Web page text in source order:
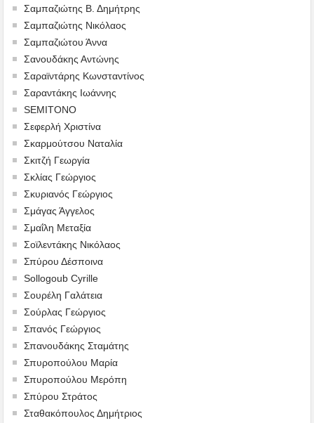
Σαμπαζιώτης Β. Δημήτρης
Σαμπαζιώτης Νικόλαος
Σαμπαζιώτου Άννα
Σανουδάκης Αντώνης
Σαραϊντάρης Κωνσταντίνος
Σαραντάκης Ιωάννης
SEMITONO
Σεφερλή Χριστίνα
Σκαρμούτσου Ναταλία
Σκιτζή Γεωργία
Σκλίας Γεώργιος
Σκυριανός Γεώργιος
Σμάγας Άγγελος
Σμαΐλη Μεταξία
Σοϊλεντάκης Νικόλαος
Σπύρου Δέσποινα
Sollogoub Cyrille
Σουρέλη Γαλάτεια
Σούρλας Γεώργιος
Σπανός Γεώργιος
Σπανουδάκης Σταμάτης
Σπυροπούλου Μαρία
Σπυροπούλου Μερόπη
Σπύρου Στράτος
Σταθακόπουλος Δημήτριος